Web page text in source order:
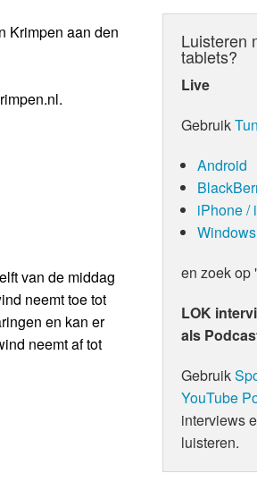
Krimpen aan den
van de middag
neemt toe tot
en kan er
neemt af tot
Luisteren
tablets?
Live
Gebruik
Android
iPhone /
en zoek op
LOK
als
Gebruik
YouTube
interviews
luisteren.